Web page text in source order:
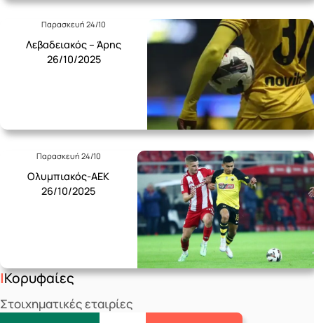
Παρασκευή 24/10
Λεβαδειακός – Άρης
26/10/2025
Παρασκευή 24/10
Ολυμπιακός-ΑΕΚ
26/10/2025
Κορυφαίες
Στοιχηματικές εταιρίες